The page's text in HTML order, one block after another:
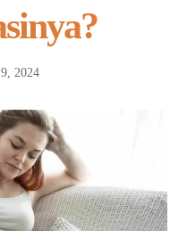
2024